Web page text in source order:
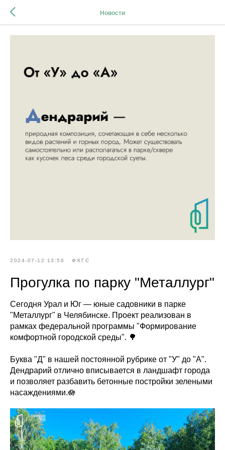
Новости
2024-07-12 13:56 ФКГС
Прогулка по парку "Металлург"
Сегодня Урал и Юг — юные садовники в парке
"Металлург" в Челябинске. Проект реализован в
рамках федеральной программы "Формирование
комфортной городской среды". 🌳
Буква "Д" в нашей постоянной рубрике от "У" до "А".
Дендрарий отлично вписывается в ландшафт города
и позволяет разбавить бетонные постройки зелеными
насаждениями.🪷